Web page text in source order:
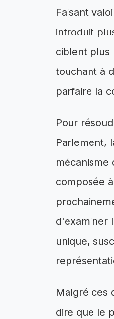
Faisant
introduit
ciblent plus
touchant à
parfaire la
Pour
Parlement,
mécanisme
composée
d'examiner
unique,
Malgré ces
dire que le